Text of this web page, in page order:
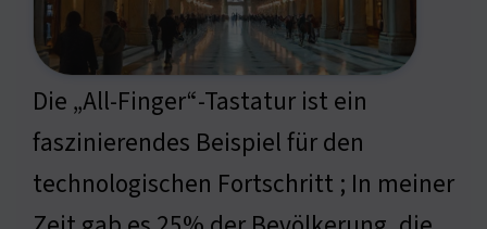
Die „All-Finger“-Tastatur ist ein
faszinierendes Beispiel für den
technologischen Fortschritt ; In meiner